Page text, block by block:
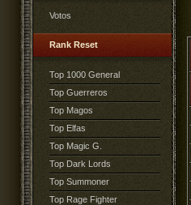
Votos
Rank Reset
Top 1000 General
Top Guerreros
Top Magos
Top Elfas
Top Magic G.
Top Dark Lords
Top Summoner
Top Rage Fighter